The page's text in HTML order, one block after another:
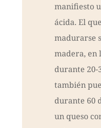
manifiesto
ácida. El
madurarse
madera, en
durante 20-
también
durante 60
un queso